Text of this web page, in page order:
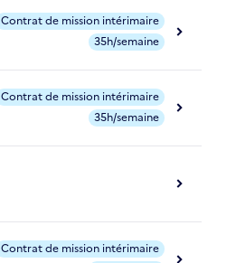
Contrat de mission intérimaire
35h/semaine
Contrat de mission intérimaire
35h/semaine
Contrat de mission intérimaire